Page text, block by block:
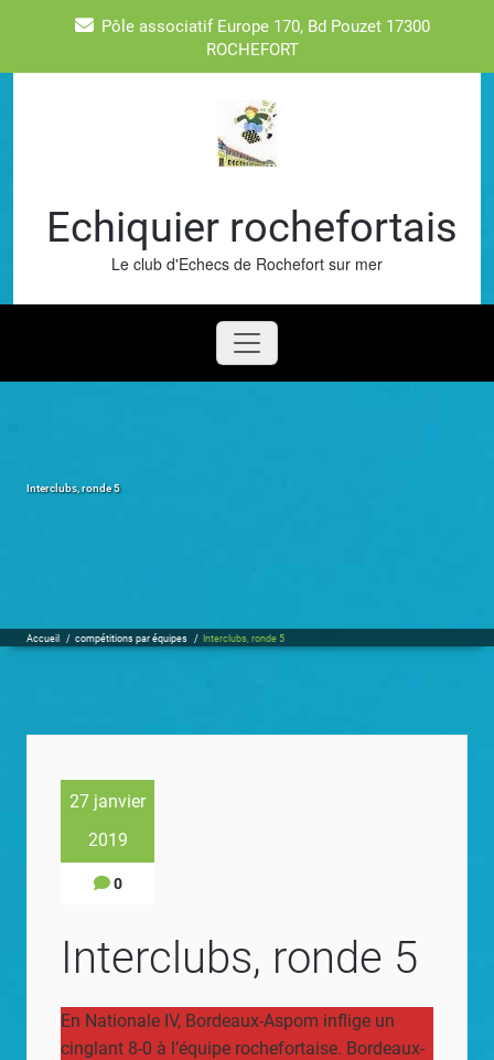
Pôle associatif Europe 170, Bd Pouzet 17300
ROCHEFORT
Echiquier rochefortais
Le club d'Echecs de Rochefort sur mer
Interclubs, ronde 5
Accueil / compétitions par équipes / Interclubs, ronde 5
27 janvier
2019
0
Interclubs, ronde 5
En Nationale IV, Bordeaux-Aspom inflige un
cinglant 8-0 à l’équipe rochefortaise. Bordeaux-